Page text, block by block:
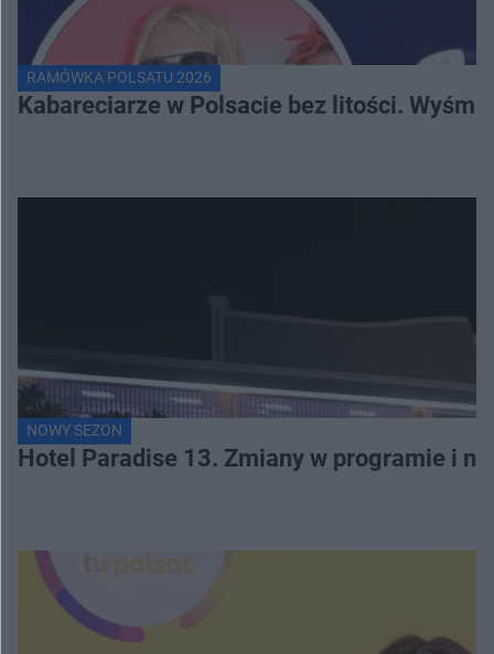
RAMÓWKA POLSATU 2026
Kabareciarze w Polsacie bez litości.
NOWY SEZON
Hotel Paradise 13. Zmiany w programie i